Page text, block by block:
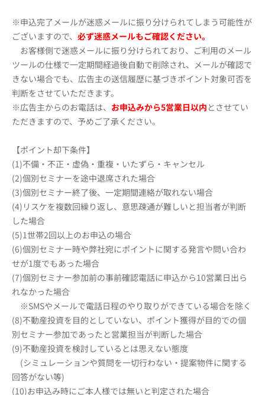
※申込完了メールが迷惑メールに振り分けられてしまう可能性が
ございますので、 必ず迷惑メールもご確認ください。
お客様側で迷惑メールに振り分けられており、ご利用のメール
ツールの仕様で一定期間経過後自動で削除され、メールが確認で
きない場合でも、広告主の送信履歴に基づきポイント対象可否を
判断をさせていただきます。
※広告主からのお電話は、 お申込みから5営業日以内 とさせてい
ただきますので、予めご了承ください。
【ポイント却下条件】
(1)不備・不正・虚偽・重複・いたずら・キャンセル
(2)個別セミナーを途中退席された場合
(3)個別セミナー終了後、一定期間連絡が取れない場合
(4)リスケを複数回繰り返し、意思疎通が難しいと担当者が判断
した場合
(5)1世帯2回以上のお申込の場合
(6)個別セミナー時や弊社宛にポイントに関する発言や問い合わ
せが1度でもあった場合
(7)個別セミナー参加前の事前確認電話に申込から10営業日出ら
れなかった場合
※SMSやメールで電話日程のやり取りができている場合を除く
(8)不動産投資を目的としていない、ポイント獲得が目的での個
別セミナー参加であったと営業担当が判断した場合
(9)不動産投資を検討しているとは思えない態度
(シミュレーションや質問を一切行わない・提案物件に関する
回答がない等)
(10)お申込み時にご本人様では無いと判定された場合